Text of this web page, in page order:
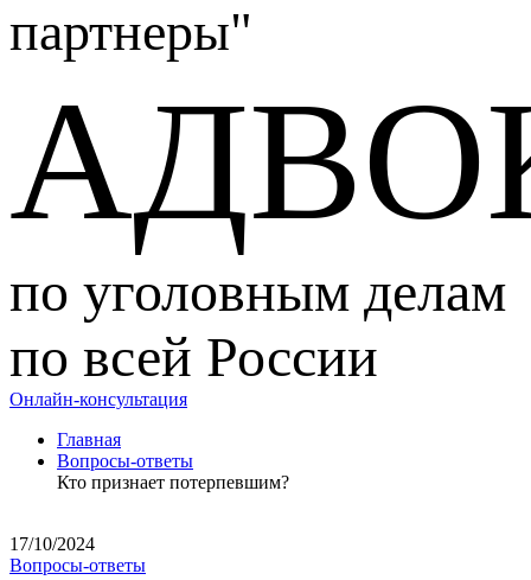
партнеры"
по уголовным делам
по всей России
Онлайн-консультация
Главная
Вопросы-ответы
Кто признает потерпевшим?
17/10/2024
Вопросы-ответы